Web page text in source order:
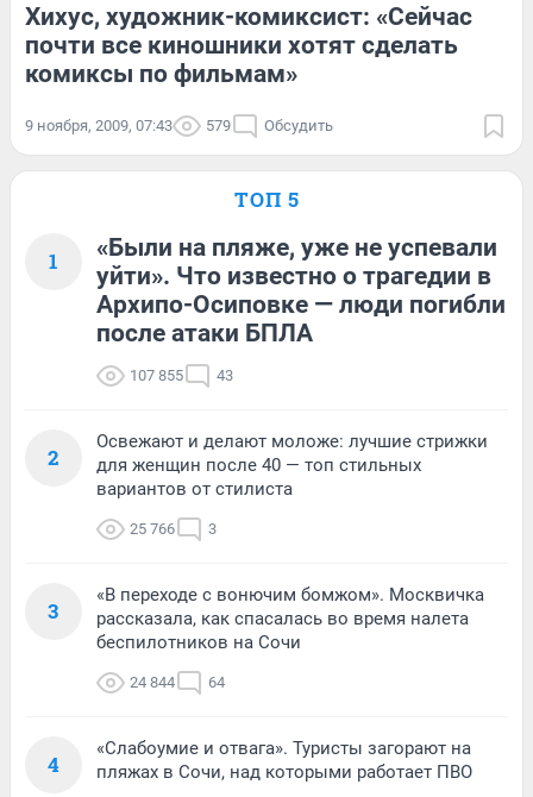
Хихус, художник-комиксист: «Сейчас
почти все киношники хотят сделать
комиксы по фильмам»
9 ноября, 2009, 07:43 579 Обсудить
ТОП 5
1
«Были на пляже, уже не успевали
уйти». Что известно о трагедии в
Архипо-Осиповке — люди погибли
после атаки БПЛА
107 855 43
2
Освежают и делают моложе: лучшие стрижки
для женщин после 40 — топ стильных
вариантов от стилиста
25 766 3
3
«В переходе с вонючим бомжом». Москвичка
рассказала, как спасалась во время налета
беспилотников на Сочи
24 844 64
4
«Слабоумие и отвага». Туристы загорают на
пляжах в Сочи, над которыми работает ПВО